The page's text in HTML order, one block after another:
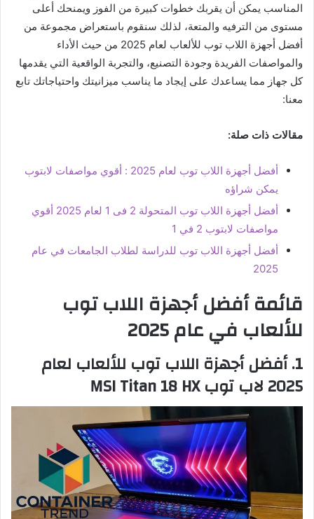
المناسب يمكن أن يقربك خطوات كبيرة من الفوز ويمنحك أعلى
مستوى من الترفيه والمتعة، لذلك سنقوم باستعراض مجموعة من
أفضل أجهزة اللاب توب للألعاب لعام 2025 من حيث الأداء
والمواصفات الفريدة وجودة التصنيع، والتجربة الواقعية التي يقدمها
كل جهاز مما يساعدك على إيجاد ما يناسب ميزانيتك واحتياجاتك تابع
معنا:
مقالات ذات صلة:
أفضل أجهزة اللاب توب لعام 2025 : أقوي مواصفات لابتوب
يمكن شراؤه
أفضل أجهزة اللاب توب المتحولة 2 فى 1 لعام 2025 أقوي
مواصفات لابتوب 2 في 1
أفضل أجهزة اللاب توب للدراسة لطلاب الجامعات في عام
2025
قائمة أفضل أجهزة اللاب توب
للألعاب في عام 2025
1. أفضل أجهزة اللاب توب للألعاب لعام
2025 لاب توب MSI Titan 18 HX